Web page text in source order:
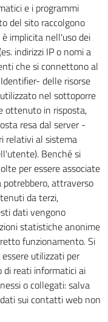
e i programmi
del sito raccolgono
implicita nell'uso dei
indirizzi IP o nomi a
che si connettono al
delle risorse
nel sottoporre
ottenuto in risposta,
resa dal server -
relativi al sistema
Benché si
per essere associate
attraverso
da terzi,
dati vengono
statistiche anonime
funzionamento. Si
utilizzati per
di reati informatici ai
o collegati: salva
sui contatti web non